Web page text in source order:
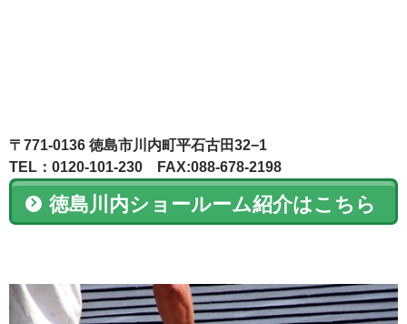
〒771-0136 徳島市川内町平石古田32−1
TEL：0120-101-230 FAX:088-678-2198
徳島川内ショールーム紹介はこちら